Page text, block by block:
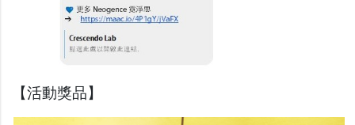
【活動獎品】